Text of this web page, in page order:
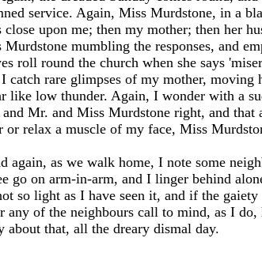
service. Again, Miss Murdstone, in a
upon me; then my mother; then her
Murdstone mumbling the responses, and
roll round the church when she says
catch rare glimpses of my mother,
like low thunder. Again, I wonder with a
Mr. and Miss Murdstone right, and
or relax a muscle of my face, Miss
again, as we walk home, I note some
go on arm-in-arm, and I linger behind
so light as I have seen it, and if the
any of the neighbours call to mind, as I
about that, all the dreary dismal day.